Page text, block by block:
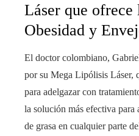
Láser que ofrece
Obesidad y
El doctor colombiano,
por su Mega Lipólisis Láser,
para adelgazar con
la solución más efectiva para
de grasa en cualquier parte